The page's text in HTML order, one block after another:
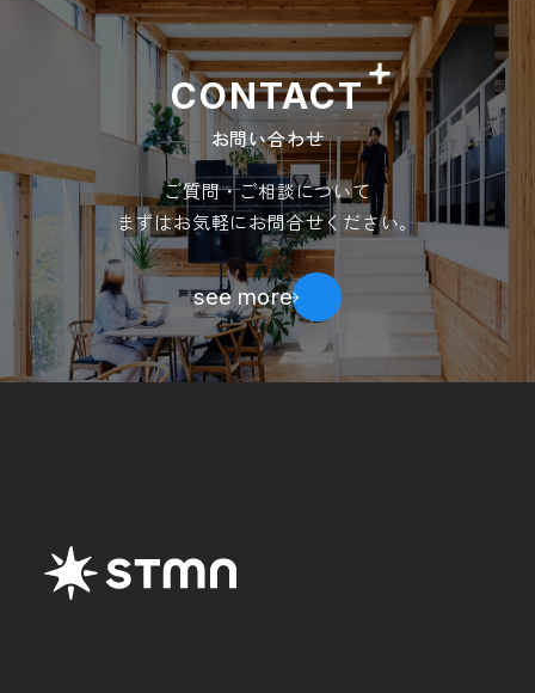
CONTACT
お問い合わせ
ご質問・ご相談について
まずはお気軽にお問合せください。
see more